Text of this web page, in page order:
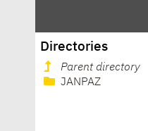
Directories
Parent directory
JANPAZ